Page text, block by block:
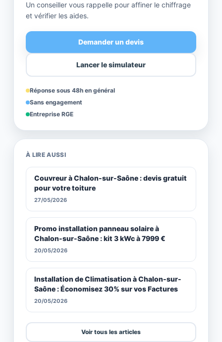
Un conseiller vous rappelle pour affiner le chiffrage
et vérifier les aides.
Demander un devis
Lancer le simulateur
Réponse sous 48h en général
Sans engagement
Entreprise RGE
À LIRE AUSSI
Couvreur à Chalon-sur-Saône : devis gratuit
pour votre toiture
27/05/2026
Promo installation panneau solaire à
Chalon-sur-Saône : kit 3 kWc à 7999 €
20/05/2026
Installation de Climatisation à Chalon-sur-
Saône : Économisez 30% sur vos Factures
20/05/2026
Voir tous les articles